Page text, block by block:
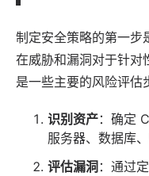
制定安全策略的第一步
在威胁和漏洞对于针对
是一些主要的风险评估
识别资产：确定
服务器、数据库
评估漏洞：通过